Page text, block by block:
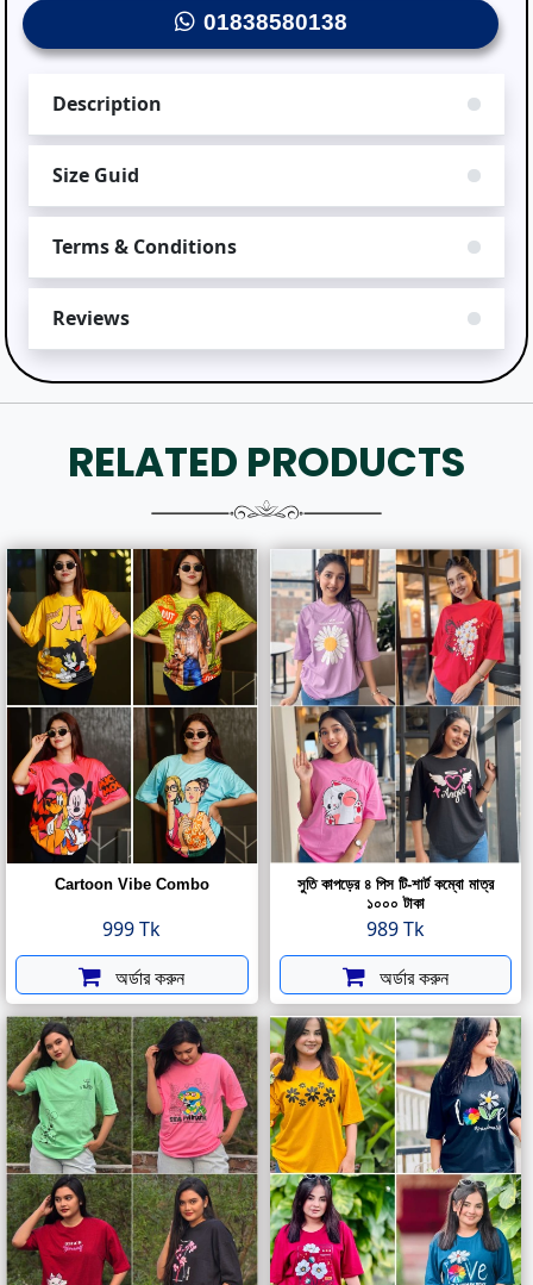
01838580138
Description
Size Guid
Terms & Conditions
Reviews
RELATED PRODUCTS
Cartoon Vibe Combo
999 Tk
অর্ডার করুন
সুতি কাপড়ের ৪ পিস টি-শার্ট কম্বো মাত্র
১০০০ টাকা
989 Tk
অর্ডার করুন